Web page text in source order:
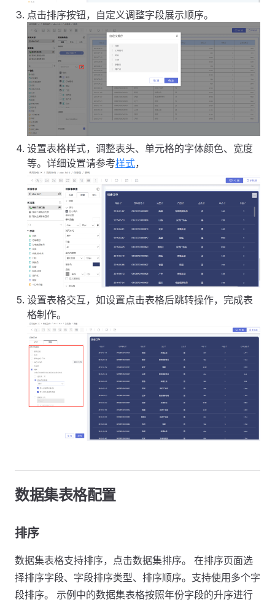
点击排序按钮，自定义调整字段展示顺序。
设置表格样式，调整表头、单元格的字体颜色、宽度
等。详细设置请参考样式，
设置表格交互，如设置点击表格后跳转操作，完成表
格制作。
数据集表格配置
排序
数据集表格支持排序，点击数据集排序。 在排序页面选
择排序字段、字段排序类型、排序顺序。支持使用多个字
段排序。 示例中的数据集表格按照年份字段的升序进行